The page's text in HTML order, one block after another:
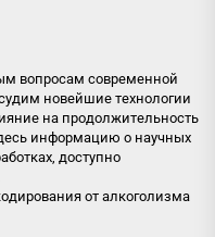
вопросам современной
новейшие технологии
на продолжительность
информацию о научных
доступно
от алкоголизма